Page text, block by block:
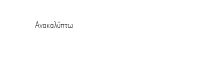
Ανακαλύπτω